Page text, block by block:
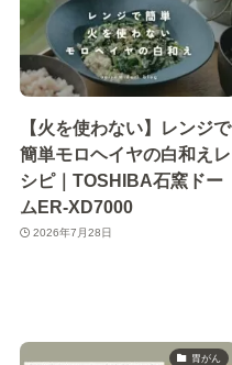
【火を使わない】レンジで
簡単モロヘイヤの白和えレ
シピ｜TOSHIBA石窯ドー
ムER-XD7000
2026年7月28日
胃がん